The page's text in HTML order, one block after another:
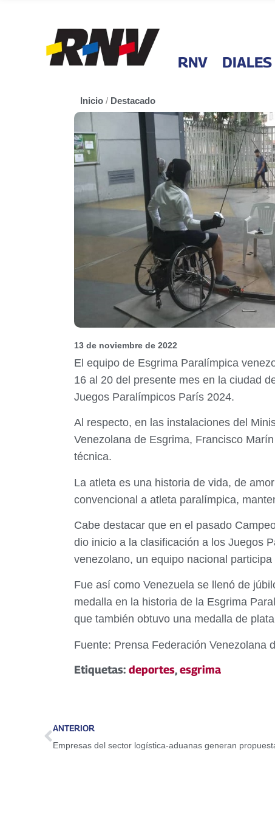
RNV DIALES
Inicio / Destacado
13 de noviembre de 2022
El equipo de Esgrima Paralímpica
16 al 20 del presente mes en la ciudad
Juegos Paralímpicos París 2024.
Al respecto, en las instalaciones del
Venezolana de Esgrima, Francisco
técnica.
La atleta es una historia de vida, de
convencional a atleta paralímpica,
Cabe destacar que en el pasado
dio inicio a la clasificación a los Juegos
venezolano, un equipo nacional
Fue así como Venezuela se llenó de
medalla en la historia de la Esgrima
que también obtuvo una medalla de
Fuente: Prensa Federación Venezolana
Etiquetas: deportes,esgrima
ANTERIOR